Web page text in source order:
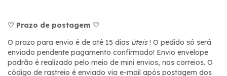
♡ Prazo de postagem ♡
O prazo para envio é de até 15 dias úteis! O pedido só será
enviado pendente pagamento confirmado! Envio envelope
padrão é realizado pelo meio de mini envios, nos correios. O
código de rastreio é enviado via e-mail após postagem dos